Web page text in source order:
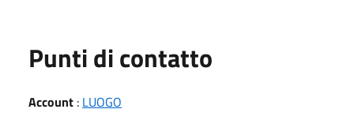
Punti di contatto
Account : LUOGO